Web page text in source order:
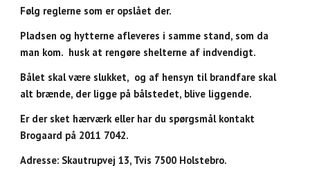
Følg reglerne som er opslået der.
Pladsen og hytterne afleveres i samme stand, som da
man kom. husk at rengøre shelterne af indvendigt.
Bålet skal være slukket, og af hensyn til brandfare skal
alt brænde, der ligge på bålstedet, blive liggende.
Er der sket hærværk eller har du spørgsmål kontakt
Brogaard på 2011 7042.
Adresse: Skautrupvej 13, Tvis 7500 Holstebro.